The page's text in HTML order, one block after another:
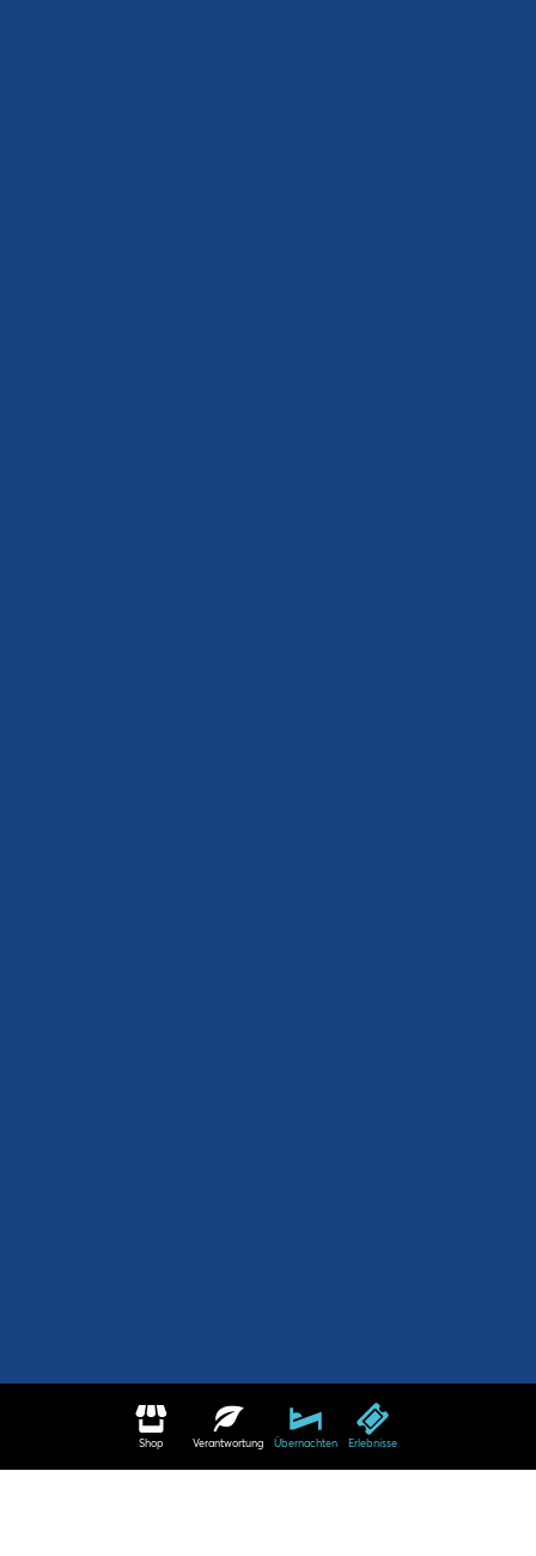
Shop Verantwortung Übernachten Erlebnisse